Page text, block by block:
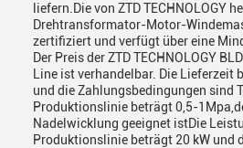
liefern.Die von ZTD TECHNOLOGY
Drehtransformator-Motor-
zertifiziert und verfügt über eine
Der Preis der ZTD TECHNOLOGY
Line ist verhandelbar. Die Lieferzeit
und die Zahlungsbedingungen sind
Produktionslinie beträgt 0,5-
Nadelwicklung geeignet istDie
Produktionslinie beträgt 20 kW und